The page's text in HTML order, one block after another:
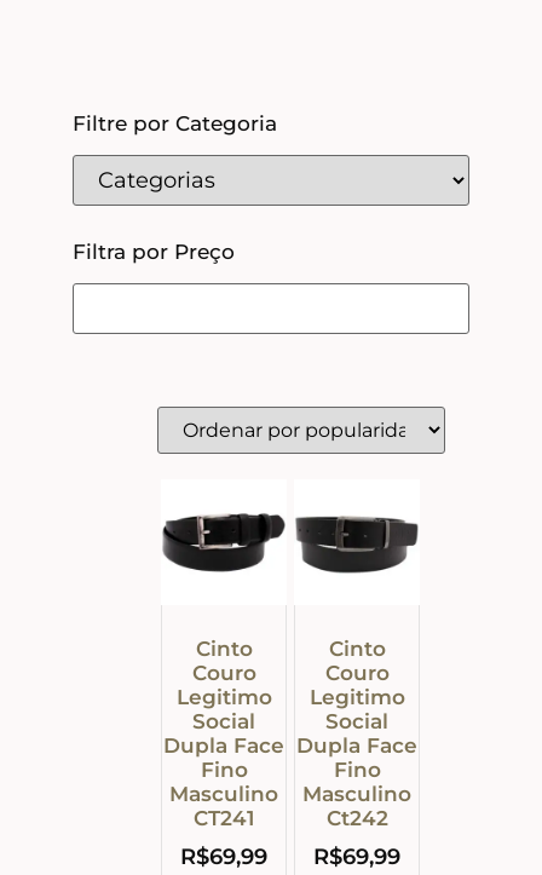
Filtre por Categoria
Filtra por Preço
Cinto
Couro
Legitimo
Social
Dupla Face
Fino
Masculino
CT241
R$69,99
Cinto
Couro
Legitimo
Social
Dupla Face
Fino
Masculino
Ct242
R$69,99